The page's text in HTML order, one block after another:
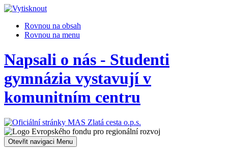
Rovnou na obsah
Rovnou na menu
Napsali o nás - Studenti
gymnázia vystavují v
komunitním centru
Otevřit navigaci Menu